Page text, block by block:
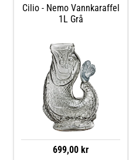
Cilio - Nemo Vannkaraffel
1L Grå
699,00 kr